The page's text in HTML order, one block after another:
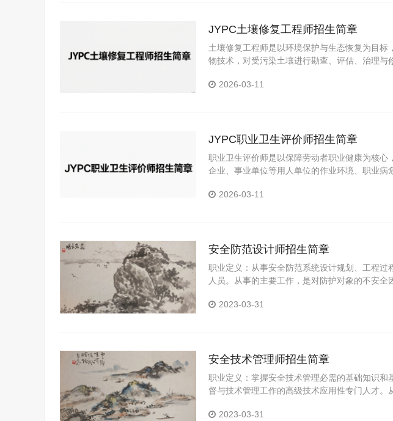
JYPC土壤修复工程师招生简章
土壤修复工程师是以环境保护与生态恢复为目
物技术，对受污染土壤进行勘查、评估、治理与
2026-03-11
JYPC职业卫生评价师招生简章
职业卫生评价师是以保障劳动者职业健康为核
企业、事业单位等用人单位的作业环境、职业病
2026-03-11
安全防范设计师招生简章
职业定义：从事安全防范系统设计规划、工程过
人员。从事的主要工作，是对防护对象的不安
段，采取人防、物防、技防的综合协调措施，制
2023-03-31
安全技术管理师招生简章
职业定义：掌握安全技术管理必需的基础知识和
督与技术管理工作的高级技术应用性专门人才。
2023-03-31